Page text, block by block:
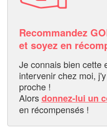
Recommandez
et soyez en
Je connais bien cette
intervenir chez moi,
proche !
Alorsdonnez-lui un
en récompensés !